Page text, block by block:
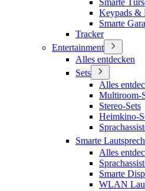
Smarte
Keypads &
Smarte
Tracker
Entertainment
Alles entdecken
Sets
Alles
Multiroom-
Stereo-Sets
Heimkino-
Smarte
Alles
Smarte
WLAN